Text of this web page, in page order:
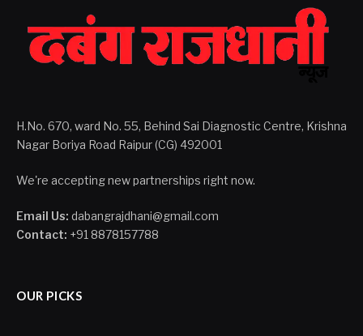
H.No. 670, ward No. 55, Behind Sai Diagnostic Centre, Krishna
Nagar Boriya Road Raipur (CG) 492001
We're accepting new partnerships right now.
Email Us: dabangrajdhani@gmail.com
Contact: +91 8878157788
OUR PICKS